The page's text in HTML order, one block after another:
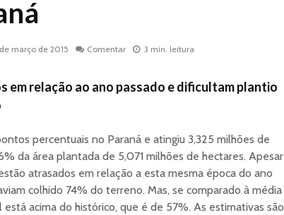
março de 2015 Comentar 3 min. leitura
em relação ao ano passado e dificultam plantio
percentuais no Paraná e atingiu 3,325 milhões de
da área plantada de 5,071 milhões de hectares. Apesar
atrasados em relação a esta mesma época do ano
colhido 74% do terreno. Mas, se comparado à média
acima do histórico, que é de 57%. As estimativas são